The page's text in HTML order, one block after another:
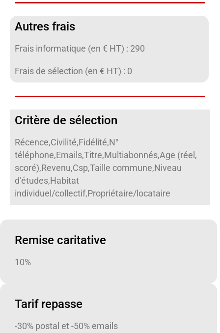
Autres frais
Frais informatique (en € HT) : 290
Frais de sélection (en € HT) : 0
Critère de sélection
Récence,Civilité,Fidélité,N°
téléphone,Emails,Titre,Multiabonnés,Age (réel,
scoré),Revenu,Csp,Taille commune,Niveau
d’études,Habitat
individuel/collectif,Propriétaire/locataire
Remise caritative
10%
Tarif repasse
-30% postal et -50% emails